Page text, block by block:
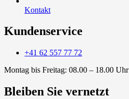
Kontakt
Kundenservice
+41 62 557 77 72
Montag bis Freitag: 08.00 – 18.00 Uhr
Bleiben Sie vernetzt